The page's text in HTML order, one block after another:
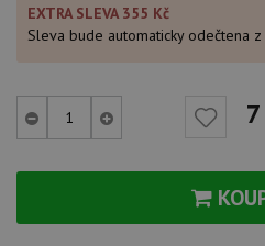
EXTRA SLEVA 355 Kč
Sleva bude automaticky odečtena z